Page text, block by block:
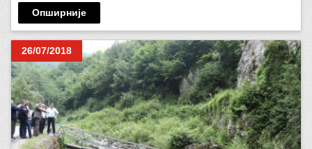
Опширније
26/07/2018